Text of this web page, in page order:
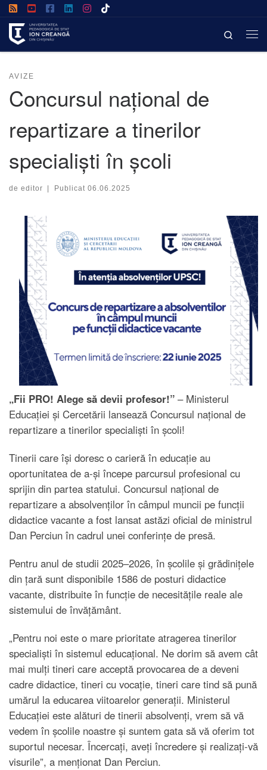
Search
AVIZE
Concursul național de
repartizare a tinerilor
specialiști în școli
de editor | Publicat 06.06.2025
„Fii PRO! Alege să devii profesor!” – Ministerul
Educației și Cercetării lansează Concursul național de
repartizare a tinerilor specialiști în școli!
Tinerii care își doresc o carieră în educație au
oportunitatea de a-și începe parcursul profesional cu
sprijin din partea statului. Concursul național de
repartizare a absolvenților în câmpul muncii pe funcții
didactice vacante a fost lansat astăzi oficial de ministrul
Dan Perciun în cadrul unei conferințe de presă.
Pentru anul de studii 2025–2026, în școlile și grădinițele
din țară sunt disponibile 1586 de posturi didactice
vacante, distribuite în funcție de necesitățile reale ale
sistemului de învățământ.
„Pentru noi este o mare prioritate atragerea tinerilor
specialiști în sistemul educațional. Ne dorim să avem cât
mai mulți tineri care acceptă provocarea de a deveni
cadre didactice, tineri cu vocație, tineri care tind să pună
umărul la educarea viitoarelor generații. Ministerul
Educației este alături de tinerii absolvenți, vrem să vă
vedem în școlile noastre și suntem gata să vă oferim tot
suportul necesar. Încercați, aveți încredere și realizați-vă
visurile”, a menționat Dan Perciun.